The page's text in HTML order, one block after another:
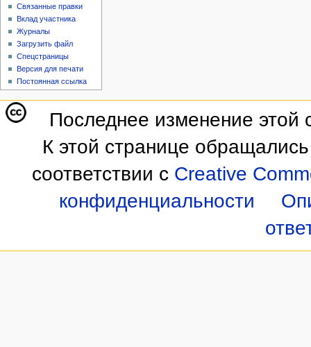
Связанные правки
Вклад участника
Журналы
Загрузить файл
Спецстраницы
Версия для печати
Постоянная ссылка
Последнее изменение
К этой странице
соответствии с Creative
конфиденциальности